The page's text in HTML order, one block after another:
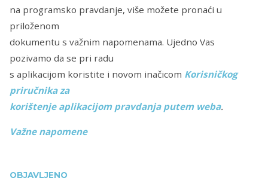
OBJAVLJENO
na programsko pravdanje, više možete pronaći u
priloženom
dokumentu s važnim napomenama. Ujedno Vas
pozivamo da se pri radu
s aplikacijom koristite i novom inačicom Korisničkog
priručnika za
korištenje aplikacijom pravdanja putem weba.
Važne napomene